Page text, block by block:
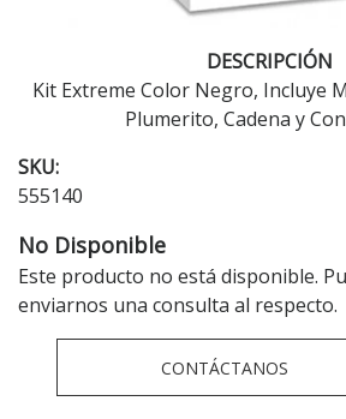
DESCRIPCIÓN
Kit Extreme Color Negro, Incluye
Plumerito, Cadena y
SKU:
555140
No Disponible
Este producto no está disponible.
enviarnos una consulta al respecto.
CONTÁCTANOS